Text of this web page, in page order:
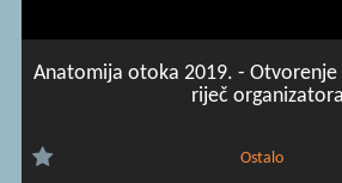
Anatomija otoka 2019. - Otvorenje
riječ organizatora
Ostalo